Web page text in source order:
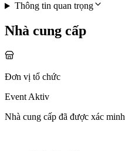
Thông tin quan trọng
Nhà cung cấp
Đơn vị tổ chức
Event Aktiv
Nhà cung cấp đã được xác minh